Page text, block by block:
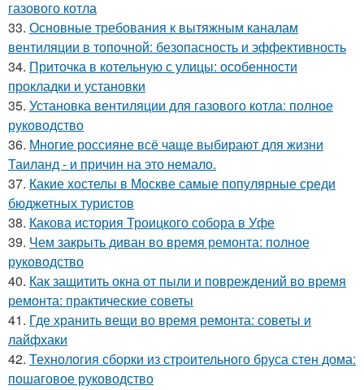
газового котла
33. Основные требования к вытяжным каналам
вентиляции в топочной: безопасность и эффективность
34. Приточка в котельную с улицы: особенности
прокладки и установки
35. Установка вентиляции для газового котла: полное
руководство
36. Многие россияне всё чаще выбирают для жизни
Таиланд - и причин на это немало.
37. Какие хостелы в Москве самые популярные среди
бюджетных туристов
38. Какова история Троицкого собора в Уфе
39. Чем закрыть диван во время ремонта: полное
руководство
40. Как защитить окна от пыли и повреждений во время
ремонта: практические советы
41. Где хранить вещи во время ремонта: советы и
лайфхаки
42. Технология сборки из строительного бруса стен дома:
пошаговое руководство